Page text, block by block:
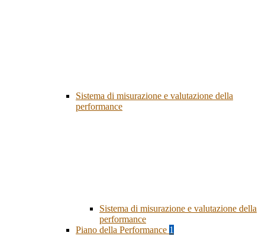
Sistema di misurazione e valutazione della
performance
Sistema di misurazione e valutazione della
performance
Piano della Performance 1